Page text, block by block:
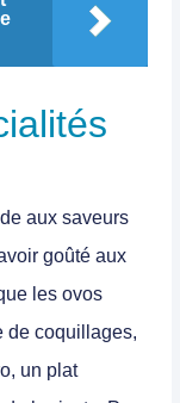
aux saveurs
goûté aux
les ovos
de coquillages,
un plat